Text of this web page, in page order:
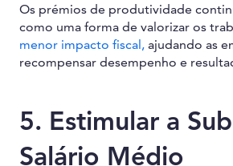
Os prémios de produtividade
como uma forma de valorizar os
menor impacto fiscal, ajudando as
recompensar desempenho e
5. Estimular a
Salário Médio